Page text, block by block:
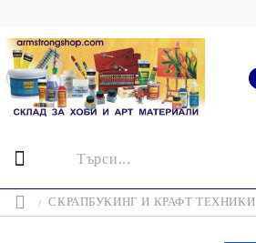
СКРАПБУКИНГ И КРАФТ ТЕХНИКИ